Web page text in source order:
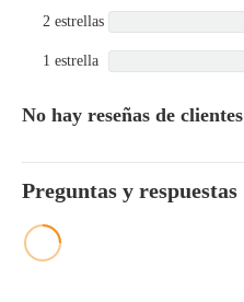
2 estrellas
1 estrella
No hay reseñas de clientes
Preguntas y respuestas